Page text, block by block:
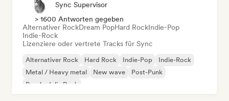
Sync Supervisor
> 1600 Antworten gegeben
Alternativer RockDream PopHard RockIndie-Pop
Indie-Rock
Lizenziere oder vertrete Tracks für Sync
Alternativer Rock Hard Rock Indie-Pop
Indie-Rock
Metal / Heavy metal
New wave
Post-Punk
Psychedelic Rock